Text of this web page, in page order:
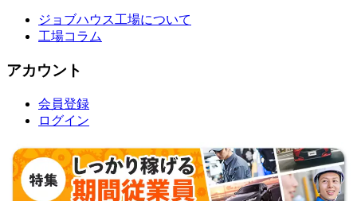
ジョブハウス工場について
工場コラム
アカウント
会員登録
ログイン